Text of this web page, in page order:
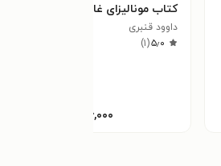
کتاب مونالیزای غارنشین
داوود قنبری
۵٫۰(۱)
۵۶,۰۰۰